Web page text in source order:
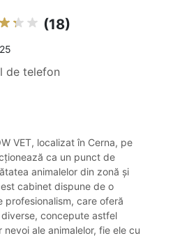
(18)
de telefon
VET, localizat în Cerna, pe
ca un punct de
animalelor din zonă și
cabinet dispune de o
care oferă
concepute astfel
ale animalelor, fie ele cu